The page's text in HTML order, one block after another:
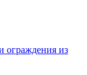
ограждения из